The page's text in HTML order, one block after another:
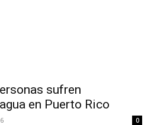
sufren
en Puerto Rico
0